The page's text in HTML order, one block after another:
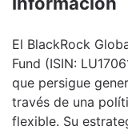
El BlackRock
Fund (ISIN:
que persigue
través de una
flexible. Su